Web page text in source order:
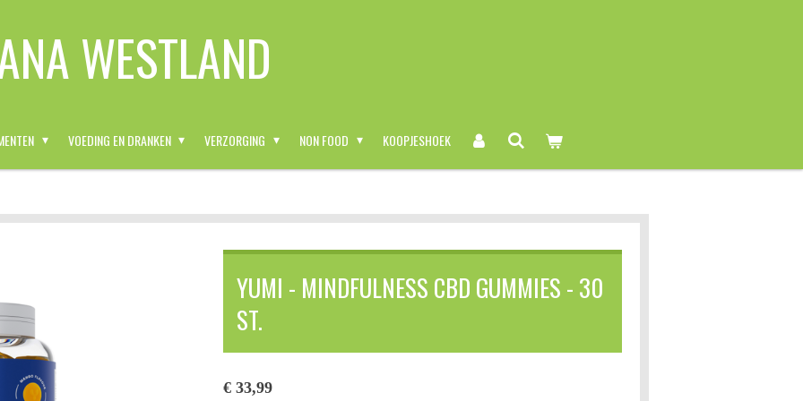
WESTLAND
VOEDING EN DRANKEN VERZORGING NON FOOD KOOPJESHOEK
YUMI - MINDFULNESS CBD GUMMIES - 30
ST.
€ 33,99